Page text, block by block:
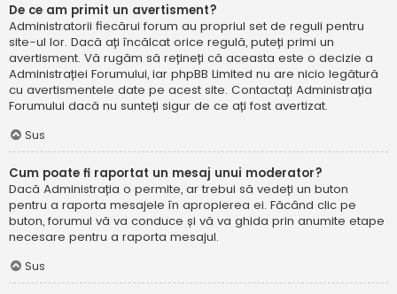
De ce am primit un avertisment?
Administratorii fiecărui forum au propriul set de reguli pentru
site-ul lor. Dacă ați încălcat orice regulă, puteți primi un
avertisment. Vă rugăm să rețineți că aceasta este o decizie a
Administrației Forumului, iar phpBB Limited nu are nicio legătură
cu avertismentele date pe acest site. Contactați Administrația
Forumului dacă nu sunteți sigur de ce ați fost avertizat.
Sus
Cum poate fi raportat un mesaj unui moderator?
Dacă Administrația o permite, ar trebui să vedeți un buton
pentru a raporta mesajele în apropierea ei. Făcând clic pe
buton, forumul vă va conduce și vă va ghida prin anumite etape
necesare pentru a raporta mesajul.
Sus